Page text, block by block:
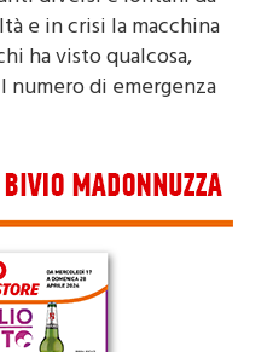
ha visto qualcosa,
di emergenza